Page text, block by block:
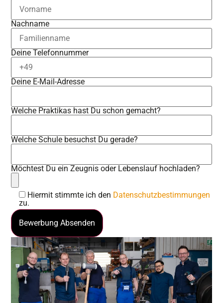
Nachname
Deine Telefonnummer
Deine E-Mail-Adresse
Welche Praktikas hast Du schon gemacht?
Welche Schule besuchst Du gerade?
Möchtest Du ein Zeugnis oder Lebenslauf hochladen?
Hiermit stimmte ich den Datenschutzbestimmungen
zu.